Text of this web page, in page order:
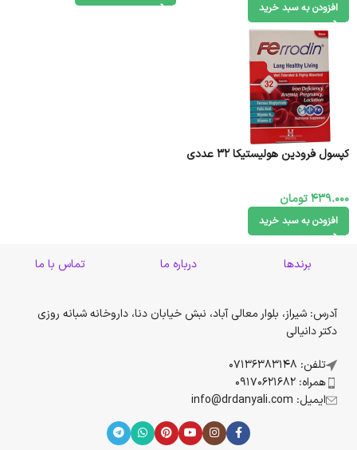
افزودن به سبد خرید
کپسول فرودین هولیستیکا 32 عددی
439.000تومان
افزودن به سبد خرید
برندها درباره ما تماس با ما
آدرس: شیراز، بلوار معالی آباد، نبش خیابان دنا، داروخانه شبانه روزی
دکتر دانیالی
تلفن: 07136383148
همراه: 09170621682
ایمیل: info@drdanyali.com